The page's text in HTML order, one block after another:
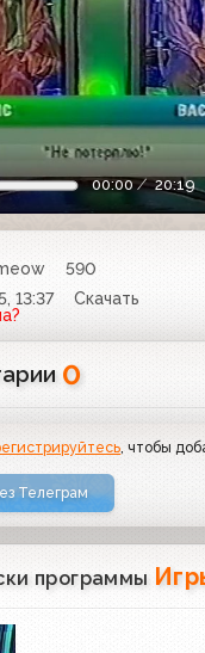
00:00 20:19
590
13:37
Скачать
0
, чтобы
Телеграм
программы